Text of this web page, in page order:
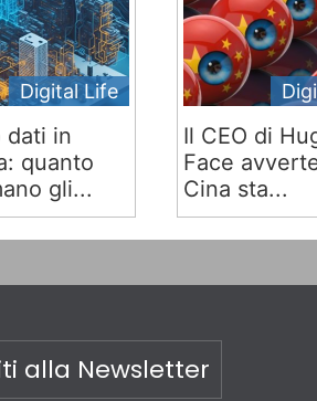
Digital Life
dati in
quanto
gli...
Il CEO di
Face
Cina sta...
alla Newsletter